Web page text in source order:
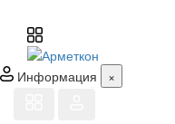
Информация
×